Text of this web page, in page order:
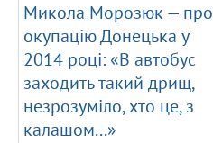
Микола Морозюк — про
окупацію Донецька у
2014 році: «В автобус
заходить такий дрищ,
незрозуміло, хто це, з
калашом...»